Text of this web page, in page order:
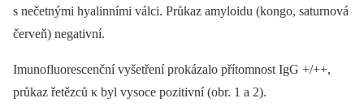
s nečetnými hyalinními válci. Průkaz amyloidu (kongo, saturnová
červeň) negativní.
Imunofluorescenční vyšetření prokázalo přítomnost IgG +/++,
průkaz řetězců κ byl vysoce pozitivní (obr. 1 a 2).